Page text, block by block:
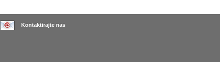
Kontaktirajte nas